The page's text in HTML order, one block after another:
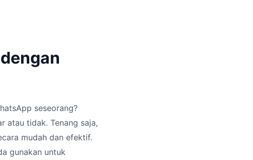
seseorang?
atau tidak. Tenang saja,
mudah dan efektif.
gunakan untuk